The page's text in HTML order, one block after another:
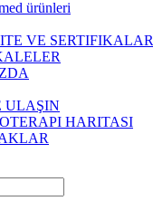
ürünleri
VE SERTIFIKALAR
ULAŞIN
HARITASI